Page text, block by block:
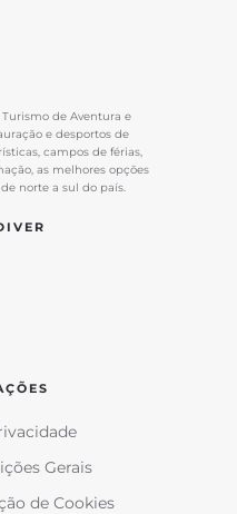
de Aventura e
e desportos de
campos de férias,
as melhores opções
norte a sul do país.
Gerais
de Cookies